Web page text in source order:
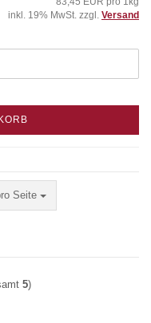
inkl. 19% MwSt. zzgl. Versand
Seite
5)